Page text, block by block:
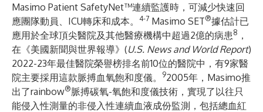
Masimo Patient SafetyNet™連續監護時，可減少快速回
應團隊動員、ICU轉床和成本。
4-7 Masimo SET®據估計已
應用於全球頂尖醫院及其他醫療機構中超過2億的病患8 ，
在《美國新聞與世界報導》(U.S. News and World Report)
2022-23年最佳醫院榮譽榜排名前10位的醫院中，有9家醫
院主要採用這款脈搏血氧飽和度儀。
92005年，Masimo推
出了rainbow®脈搏碳氧-氧飽和度儀技術，實現了以往只
能侵入性測量的非侵入性連續血液成份監測，包括總血紅